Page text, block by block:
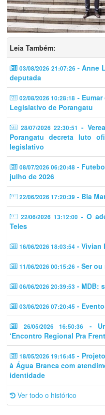
Leia Também:
03/08/2026 21:07:26 - Anne
deputada
02/08/2026 10:28:18 -
Legislativo de Porangatu
28/07/2026 22:30:51 -
Porangatu decreta luto
legislativo
08/07/2026 06:20:48 -
julho de 2026
22/06/2026 17:20:39 - Bia
22/06/2026 13:12:00- O
Teles
16/06/2026 18:03:54 - Vivian
11/06/2026 00:15:26 - Ser ou
06/06/2026 20:39:53 - MDB:
03/06/2026 07:20:45 -
26/05/2026 16:50:36
-
‘Encontro Regional Pra
18/05/2026 19:16:45 -
à Água Branca com
identidade
Ver todo o histórico